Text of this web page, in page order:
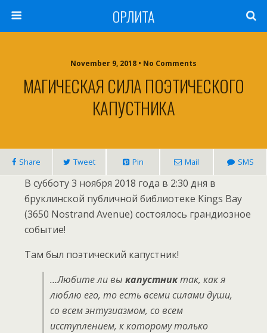
ОРЛИТА
November 9, 2018 • No Comments
МАГИЧЕСКАЯ СИЛА ПОЭТИЧЕСКОГО
КАПУСТНИКА
Share Tweet Pin Mail SMS
В субботу 3 ноября 2018 года в 2:30 дня в
бруклинской публичной библиотеке Kings Bay
(3650 Nostrand Avenue) состоялось грандиозное
событие!
Там был поэтический капустник!
…Любите ли вы капустниктак, как я
люблю его, то есть всеми силами души,
со всем энтузиазмом, со всем
исступлением, к которому только